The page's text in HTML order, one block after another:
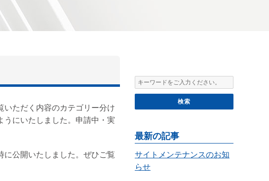
いただく内容のカテゴリー分け
うにいたしました。申請中・実
に公開いたしました。ぜひご覧
最新の記事
サイトメンテナンスのお知
らせ